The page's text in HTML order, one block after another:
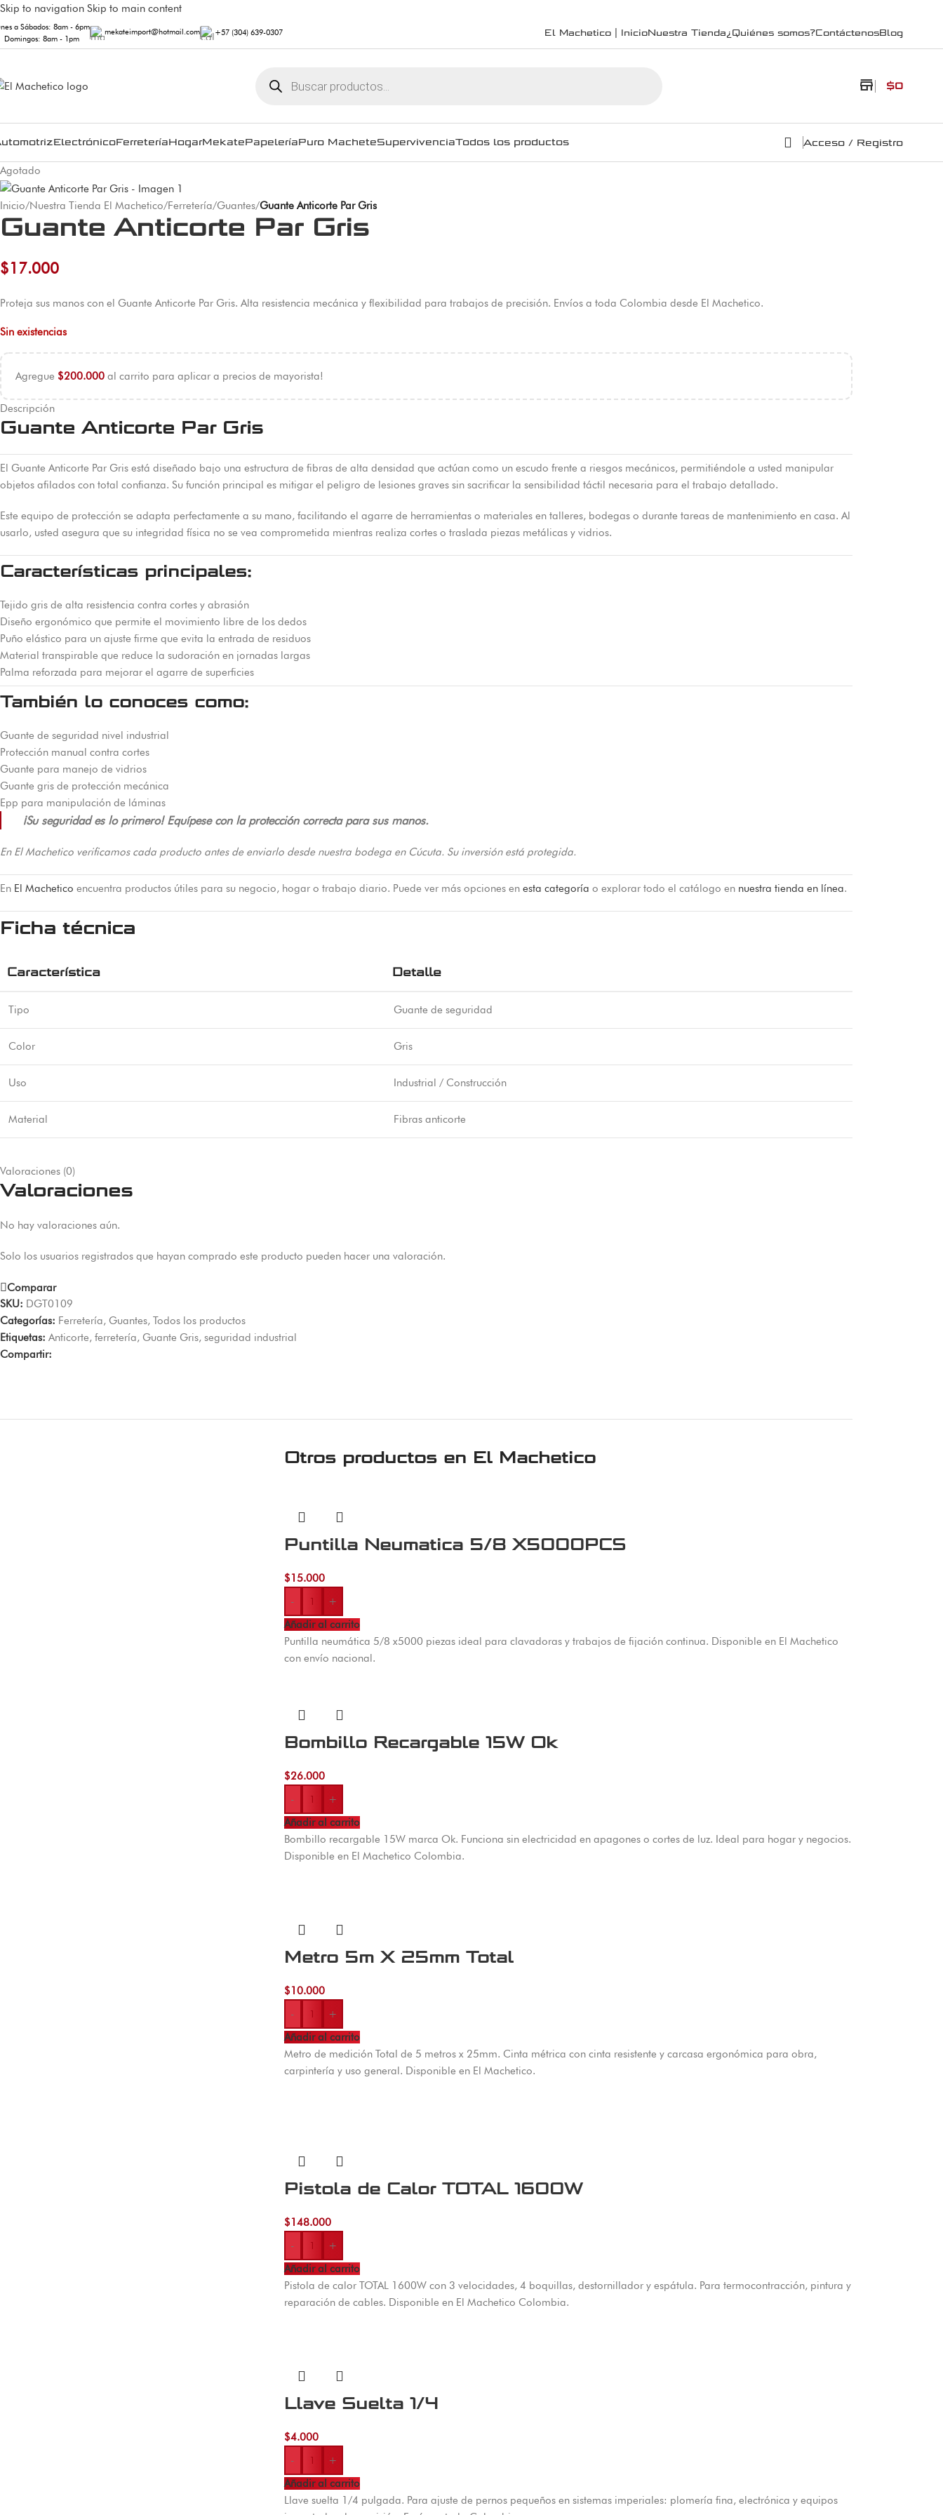
Skip to navigation Skip to main content
a Sábados: 8am - 6pm
Domingos: 8am - 1pm
mekateimport@hotmail.com +57 (304) 639-0307 El Machetico | InicioNuestra Tienda¿Quiénes somos?ContáctenosBlog
store $0
ElectrónicoFerreteríaHogarMekatePapeleríaPuro MacheteSupervivenciaTodos los productos Acceso / Registro
Agotado
Inicio/Nuestra Tienda El Machetico/Ferretería/Guantes/Guante Anticorte Par Gris
Guante Anticorte Par Gris
$17.000
Proteja sus manos con el Guante Anticorte Par Gris. Alta resistencia mecánica y flexibilidad para trabajos de precisión. Envíos a toda Colombia desde El Machetico.
Sin existencias
Agregue $200.000 al carrito para aplicar a precios de mayorista!
Descripción
Guante Anticorte Par Gris
El Guante Anticorte Par Gris está diseñado bajo una estructura de fibras de alta densidad que actúan como un escudo frente a riesgos mecánicos, permitiéndole a usted manipular
objetos afilados con total confianza. Su función principal es mitigar el peligro de lesiones graves sin sacrificar la sensibilidad táctil necesaria para el trabajo detallado.
Este equipo de protección se adapta perfectamente a su mano, facilitando el agarre de herramientas o materiales en talleres, bodegas o durante tareas de mantenimiento en casa. Al
usarlo, usted asegura que su integridad física no se vea comprometida mientras realiza cortes o traslada piezas metálicas y vidrios.
Características principales:
Tejido gris de alta resistencia contra cortes y abrasión
Diseño ergonómico que permite el movimiento libre de los dedos
Puño elástico para un ajuste firme que evita la entrada de residuos
Material transpirable que reduce la sudoración en jornadas largas
Palma reforzada para mejorar el agarre de superficies
También lo conoces como:
Guante de seguridad nivel industrial
Protección manual contra cortes
Guante para manejo de vidrios
Guante gris de protección mecánica
Epp para manipulación de láminas
¡Su seguridad es lo primero! Equípese con la protección correcta para sus manos.
En El Machetico verificamos cada producto antes de enviarlo desde nuestra bodega en Cúcuta. Su inversión está protegida.
En El Machetico encuentra productos útiles para su negocio, hogar o trabajo diario. Puede ver más opciones en esta categoría o explorar todo el catálogo en nuestra tienda en línea.
Ficha técnica
Característica Detalle
Tipo Guante de seguridad
Color Gris
Uso Industrial / Construcción
Material Fibras anticorte
Valoraciones (0)
Valoraciones
No hay valoraciones aún.
Solo los usuarios registrados que hayan comprado este producto pueden hacer una valoración.
Comparar
SKU: DGT0109
Categorías: Ferretería, Guantes, Todos los productos
Etiquetas: Anticorte, ferretería, Guante Gris, seguridad industrial
Compartir:
Otros productos en El Machetico
Puntilla Neumatica 5/8 X5000PCS
$15.000
-
+
Añadir al carrito
Puntilla neumática 5/8 x5000 piezas ideal para clavadoras y trabajos de fijación continua. Disponible en El Machetico
con envío nacional.
Bombillo Recargable 15W Ok
$26.000
-
+
Añadir al carrito
Bombillo recargable 15W marca Ok. Funciona sin electricidad en apagones o cortes de luz. Ideal para hogar y negocios.
Disponible en El Machetico Colombia.
Metro 5m X 25mm Total
$10.000
-
+
Añadir al carrito
Metro de medición Total de 5 metros x 25mm. Cinta métrica con cinta resistente y carcasa ergonómica para obra,
carpintería y uso general. Disponible en El Machetico.
Pistola de Calor TOTAL 1600W
$148.000
-
+
Añadir al carrito
Pistola de calor TOTAL 1600W con 3 velocidades, 4 boquillas, destornillador y espátula. Para termocontracción, pintura y
reparación de cables. Disponible en El Machetico Colombia.
Llave Suelta 1/4
$4.000
-
+
Añadir al carrito
Llave suelta 1/4 pulgada. Para ajuste de pernos pequeños en sistemas imperiales: plomería fina, electrónica y equipos